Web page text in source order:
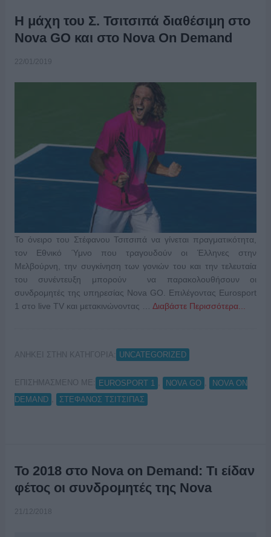
Η μάχη του Σ. Τσιτσιπά διαθέσιμη στο
Nova GO και στο Nova On Demand
22/01/2019
Το όνειρο του Στέφανου Τσιτσιπά να γίνεται πραγματικότητα,
τον Εθνικό Ύμνο που τραγουδούν οι Έλληνες στην
Μελβούρνη, την συγκίνηση των γονιών του και την τελευταία
του συνέντευξη μπορούν να παρακολουθήσουν οι
συνδρομητές της υπηρεσίας Nova GO. Επιλέγοντας Eurosport
1 στο live TV και μετακινώνοντας … Διαβάστε Περισσότερα...
ΑΝΗΚΕΙ ΣΤΗΝ ΚΑΤΗΓΟΡΙΑ: UNCATEGORIZED
ΕΠΙΣΗΜΑΣΜΕΝΟ ΜΕ: EUROSPORT 1 NOVA GO
NOVA ON
DEMAND
ΣΤΕΦΑΝΟΣ ΤΣΙΤΣΙΠΑΣ
To 2018 στο Nova on Demand: Τι είδαν
φέτος οι συνδρομητές της Nova
21/12/2018